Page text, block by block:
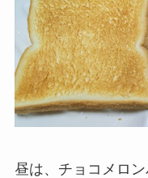
昼は、チョコメロン